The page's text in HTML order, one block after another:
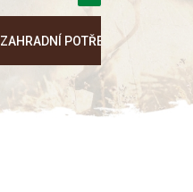
ZAHRADNÍ POTŘEBY